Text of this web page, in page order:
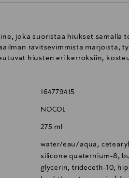
joka suoristaa hiukset samalla
ravitsevimmista marjoista,
hiusten eri kerroksiin,
164779415
NOCOL
275 ml
water/eau/aqua,
silicone quaternium-8,
glycerin, trideceth-10,